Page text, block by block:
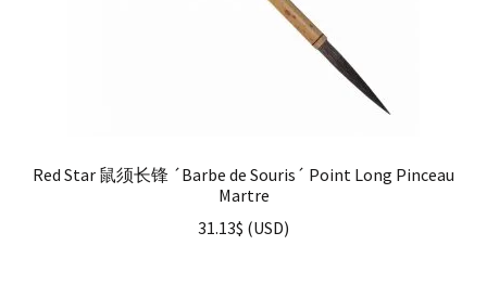
Red Star 鼠须长锋 ´Barbe de Souris´ Point Long Pinceau
Martre
31.13$ (USD)